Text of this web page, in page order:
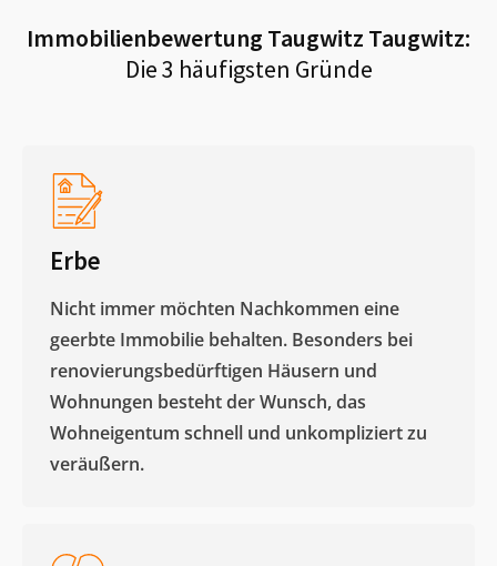
Immobilienbewertung Taugwitz Taugwitz:
Die 3 häufigsten Gründe
Erbe
Nicht immer möchten Nachkommen eine
geerbte Immobilie behalten. Besonders bei
renovierungsbedürftigen Häusern und
Wohnungen besteht der Wunsch, das
Wohneigentum schnell und unkompliziert zu
veräußern. ​